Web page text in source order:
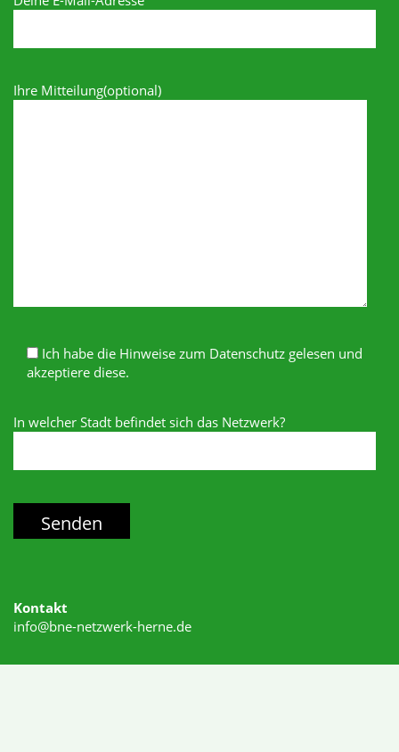
Ihre Mitteilung(optional)
Ich habe die Hinweise zum Datenschutz gelesen und
akzeptiere diese.
In welcher Stadt befindet sich das Netzwerk?
Kontakt
info@bne-netzwerk-herne.de